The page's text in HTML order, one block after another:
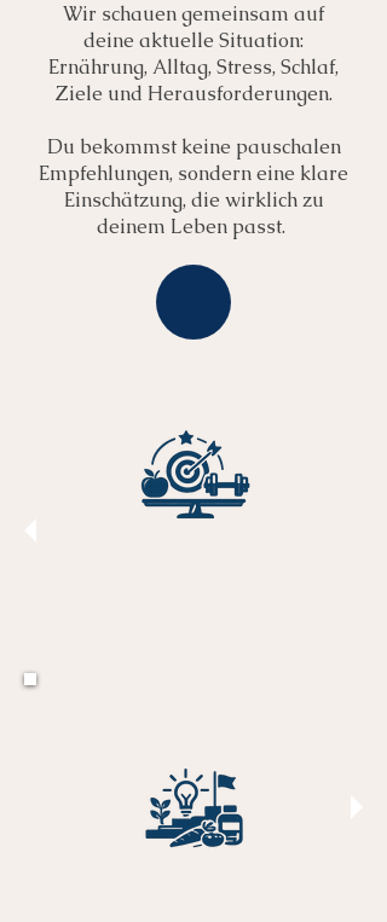
Wir schauen gemeinsam auf
deine aktuelle Situation:
Ernährung, Alltag, Stress, Schlaf,
Ziele und Herausforderungen.
Du bekommst keine pauschalen
Empfehlungen, sondern eine klare
Einschätzung, die wirklich zu
deinem Leben passt.